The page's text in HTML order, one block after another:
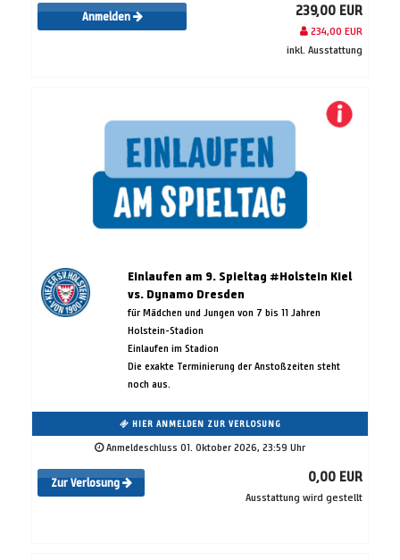
Anmelden 239,00 EUR
234,00 EUR
inkl. Ausstattung
Einlaufen am 9. Spieltag #Holstein Kiel
vs. Dynamo Dresden
für Mädchen und Jungen von 7 bis 11 Jahren
Holstein-Stadion
Einlaufen im Stadion
Die exakte Terminierung der Anstoßzeiten steht
noch aus.
HIER ANMELDEN ZUR VERLOSUNG
Anmeldeschluss 01. Oktober 2026, 23:59 Uhr
Zur Verlosung 0,00 EUR
Ausstattung wird gestellt